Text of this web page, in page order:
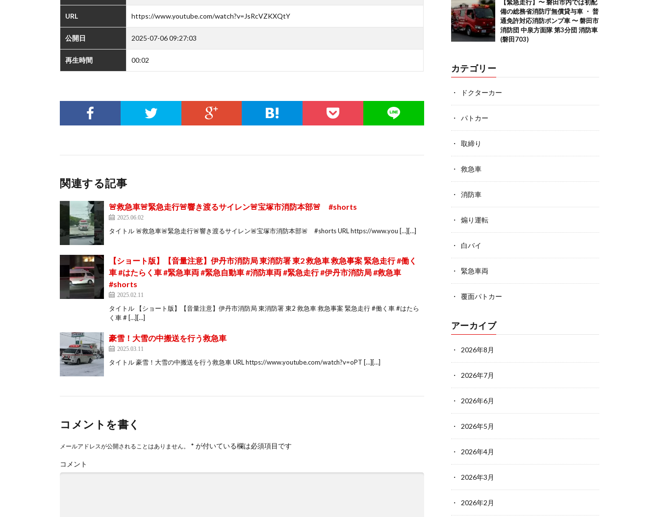
URL https://www.youtube.com/watch?v=JsRcVZKXQtY
公開日 2025-07-06 09:27:03
再生時間 00:02
関連する記事
🚨救急車🚨緊急走行🚨響き渡るサイレン🚨宝塚市消防本部🚨 #shorts
2025.06.02
タイトル 🚨救急車🚨緊急走行🚨響き渡るサイレン🚨宝塚市消防本部🚨 #shorts URL https://www.you […][…]
【ショート版】【音量注意】伊丹市消防局 東消防署 東2 救急車 救急事案 緊急走行 #働く
車 #はたらく車 #緊急車両 #緊急自動車 #消防車両 #緊急走行 #伊丹市消防局 #救急車
#shorts
2025.02.11
タイトル 【ショート版】【音量注意】伊丹市消防局 東消防署 東2 救急車 救急事案 緊急走行 #働く車 #はたら
く車 # […][…]
豪雪！大雪の中搬送を行う救急車
2025.03.11
タイトル 豪雪！大雪の中搬送を行う救急車 URL https://www.youtube.com/watch?v=oPT […][…]
コメントを書く
メールアドレスが公開されることはありません。 * が付いている欄は必須項目です
コメント
【緊急走行】〜 磐田市内では初配
備の総務省消防庁無償貸与車 ・ 普
通免許対応消防ポンプ車 〜 磐田市
消防団 中泉方面隊 第3分団 消防車
(磐田703)
カテゴリー
ドクターカー
パトカー
取締り
救急車
消防車
煽り運転
白バイ
緊急車両
覆面パトカー
アーカイブ
2026年8月
2026年7月
2026年6月
2026年5月
2026年4月
2026年3月
2026年2月